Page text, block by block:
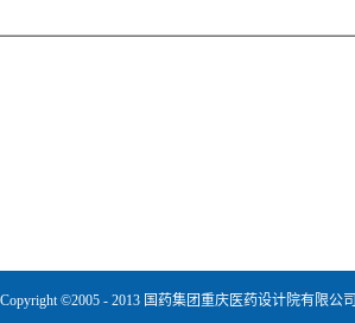
Copyright ©2005 - 2013 国药集团重庆医药设计院有限公司